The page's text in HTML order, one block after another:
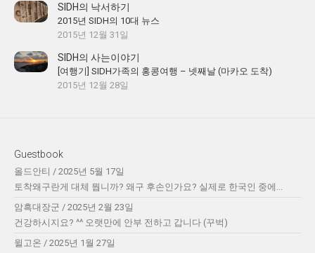
SIDH의 낙서하기
2015년 SIDH의 10대 뉴스
2015년 12월 31일
SIDH의 사는이야기
[여행기] SIDH가족의 홍콩여행 – 넷째날 (마카오 도착)
2015년 12월 28일
Guestbook
올드안티 / 2025년 5월 17일
토착왜구란게 대체 뭡니까? 왜구 후손인가요? 실제로 한국인 중에...
암흑대장군 / 2025년 2월 23일
건강하시지요? ^^ 오랫만에 안부 전하고 갑니다 (꾸벅)
윌고온 / 2025년 1월 27일